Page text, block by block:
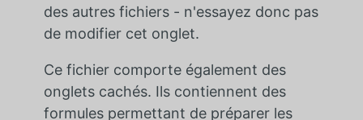
des autres fichiers - n'essayez donc pas
de modifier cet onglet.
Ce fichier comporte également des
onglets cachés. Ils contiennent des
formules permettant de préparer les